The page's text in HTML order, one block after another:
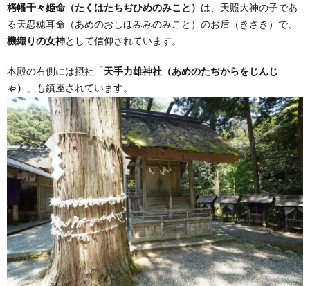
栲幡千々姫命（たくはたちぢひめのみこと） は、天照大神の子であ
る天忍穂耳命（あめのおしほみみのみこと）のお后（きさき）で、
機織りの女神として信仰されています。
本殿の右側には摂社「 天手力雄神社（あめのたぢからをじんじ
ゃ）
」も鎮座されています。